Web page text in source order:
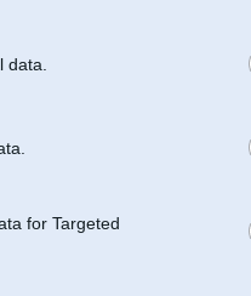
data.
for Targeted